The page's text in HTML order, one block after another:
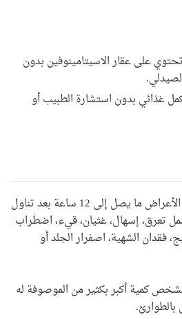
على عقار الاسيتامينوفين بدون
غذائي بدون استشارة الطبيب أو
قد يستغرق ظهور الأعراض ما يصل إلى 12 ساعة بعد تناول
تعرق، إسهال، غثيان، قيء، اضطراب
فقدان الشهية، اصفرار الجلد أو
كمية أكبر بكثير من الموصوفة له
بالطوارئ.